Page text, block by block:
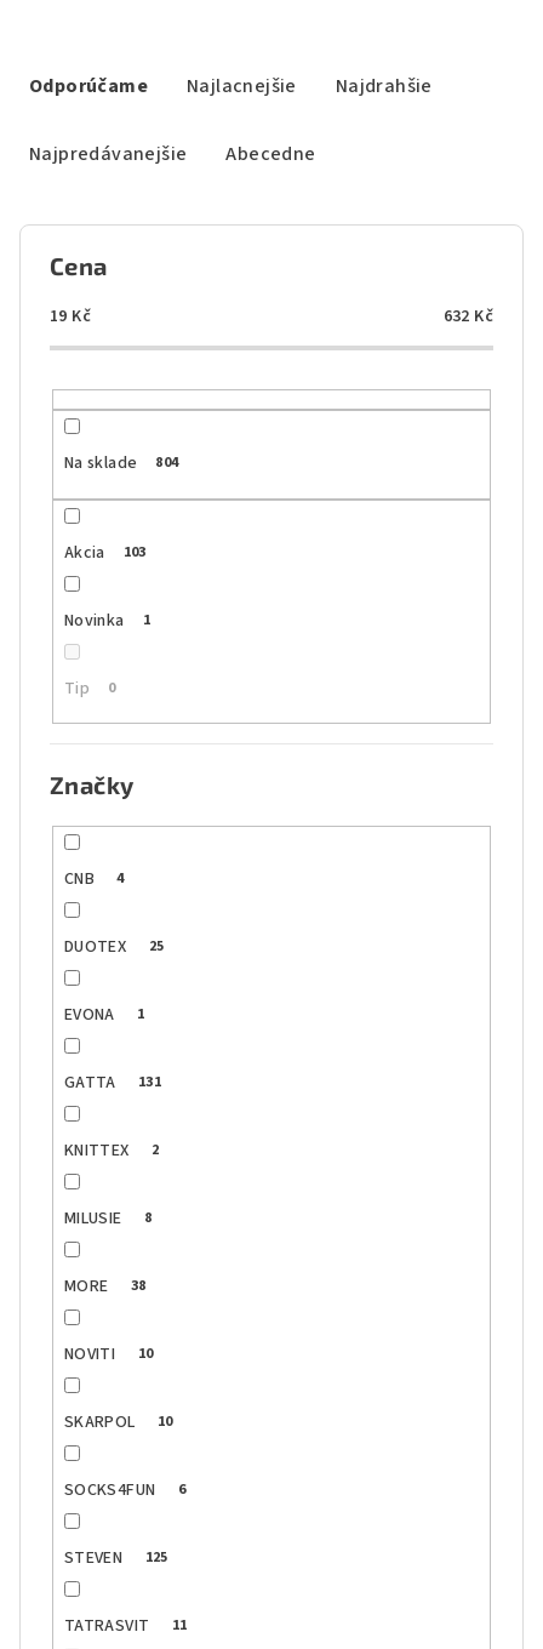
Odporúčame Najlacnejšie Najdrahšie
Najpredávanejšie Abecedne
Cena
19 Kč 632 Kč
Na sklade 804
Akcia 103
Novinka 1
Tip 0
Značky
CNB 4
DUOTEX 25
EVONA 1
GATTA 131
KNITTEX 2
MILUSIE 8
MORE 38
NOVITI 10
SKARPOL 10
SOCKS4FUN 6
STEVEN 125
TATRASVIT 11